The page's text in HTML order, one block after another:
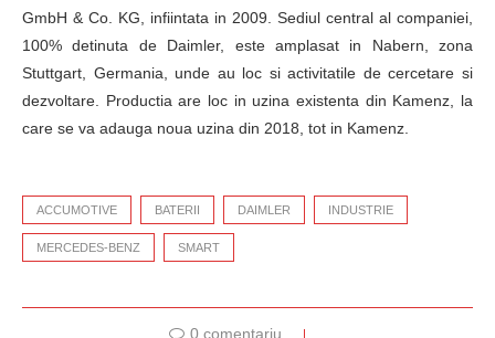
GmbH & Co. KG, infiintata in 2009. Sediul central al companiei,
100% detinuta de Daimler, este amplasat in Nabern, zona
Stuttgart, Germania, unde au loc si activitatile de cercetare si
dezvoltare. Productia are loc in uzina existenta din Kamenz, la
care se va adauga noua uzina din 2018, tot in Kamenz.
ACCUMOTIVE BATERII DAIMLER INDUSTRIE
MERCEDES-BENZ SMART
0 comentariu